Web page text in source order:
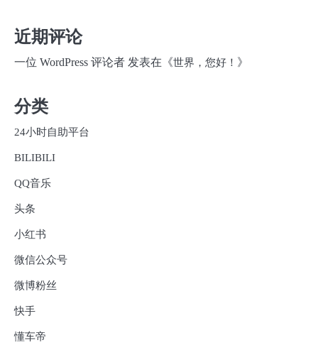
近期评论
一位 WordPress 评论者 发表在《世界，您好！ 》
分类
24小时自助平台
BILIBILI
QQ音乐
头条
小红书
微信公众号
微博粉丝
快手
懂车帝